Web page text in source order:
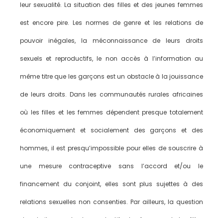
leur sexualité. La situation des filles et des jeunes femmes
est encore pire. Les normes de genre et les relations de
pouvoir inégales, la méconnaissance de leurs droits
sexuels et reproductifs, le non accès à l’information au
même titre que les garçons est un obstacle à la jouissance
de leurs droits. Dans les communautés rurales africaines
où les filles et les femmes dépendent presque totalement
économiquement et socialement des garçons et des
hommes, il est presqu’impossible pour elles de souscrire à
une mesure contraceptive sans l’accord et/ou le
financement du conjoint, elles sont plus sujettes à des
relations sexuelles non consenties. Par ailleurs, la question